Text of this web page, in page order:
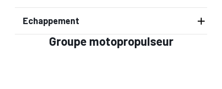
Echappement
Groupe motopropulseur